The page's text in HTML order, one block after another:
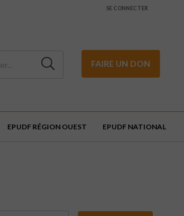
SE CONNECTER
FAIRE UN DON
EPUDF RÉGION OUEST EPUDF NATIONAL